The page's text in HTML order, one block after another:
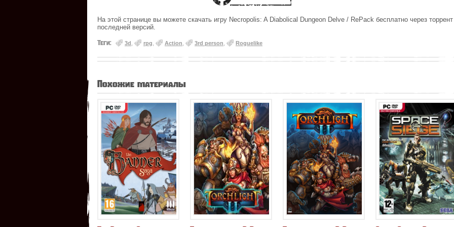
На этой странице вы можете скачать игру Necropolis: A Diabolical Dungeon Delve / RePack бесплатно через торрент
последней версий.
Теги: 3d rpg Action 3rd person Roguelike
Похожие материалы